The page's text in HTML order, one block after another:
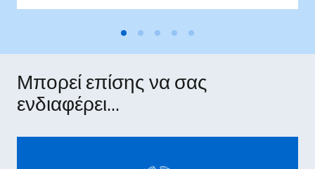
Μπορεί επίσης να σας
ενδιαφέρει...